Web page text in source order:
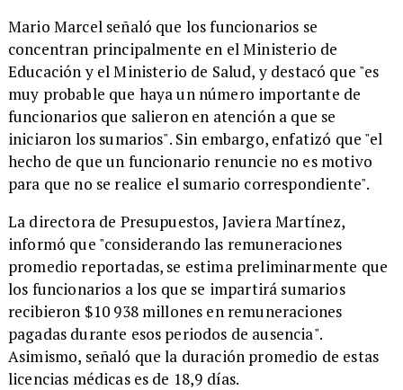
Mario Marcel señaló que los funcionarios se
concentran principalmente en el Ministerio de
Educación y el Ministerio de Salud, y destacó que "es
muy probable que haya un número importante de
funcionarios que salieron en atención a que se
iniciaron los sumarios". Sin embargo, enfatizó que "el
hecho de que un funcionario renuncie no es motivo
para que no se realice el sumario correspondiente".
La directora de Presupuestos, Javiera Martínez,
informó que "considerando las remuneraciones
promedio reportadas, se estima preliminarmente que
los funcionarios a los que se impartirá sumarios
recibieron $10 938 millones en remuneraciones
pagadas durante esos periodos de ausencia".
Asimismo, señaló que la duración promedio de estas
licencias médicas es de 18,9 días.